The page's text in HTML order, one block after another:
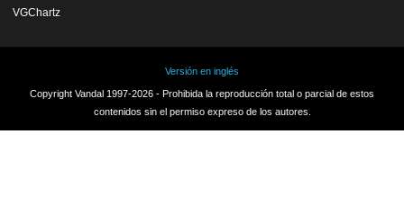
VGChartz
Versión en inglés
Copyright Vandal 1997-2026 - Prohibida la reproducción total o parcial de estos
contenidos sin el permiso expreso de los autores.